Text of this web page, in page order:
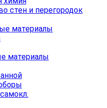
стен и перегородок
материалы
материалы